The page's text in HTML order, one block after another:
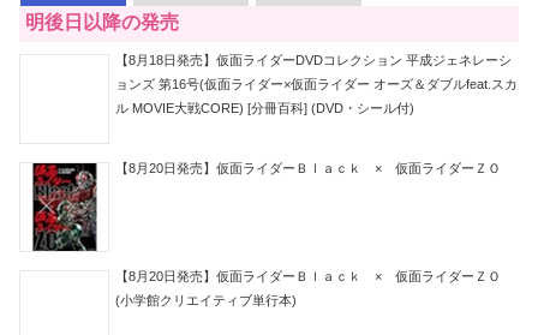
明後日以降の発売
【8月18日発売】仮面ライダーDVDコレクション 平成ジェネレーシ
ョンズ 第16号(仮面ライダー×仮面ライダー オーズ＆ダブルfeat.スカ
ル MOVIE大戦CORE) [分冊百科] (DVD・シール付)
【8月20日発売】仮面ライダーＢｌａｃｋ × 仮面ライダーＺＯ
【8月20日発売】仮面ライダーＢｌａｃｋ × 仮面ライダーＺＯ
(小学館クリエイティブ単行本)